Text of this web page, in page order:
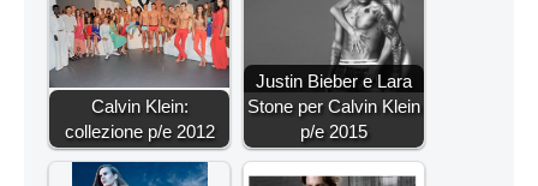
Calvin Klein:
collezione p/e 2012
Justin Bieber e Lara
Stone per Calvin Klein
p/e 2015